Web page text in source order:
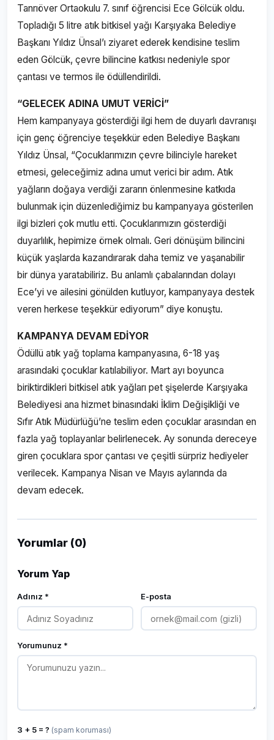
Tanrıöver Ortaokulu 7. sınıf öğrencisi Ece Gölcük oldu.
Topladığı 5 litre atık bitkisel yağı Karşıyaka Belediye
Başkanı Yıldız Ünsal’ı ziyaret ederek kendisine teslim
eden Gölcük, çevre bilincine katkısı nedeniyle spor
çantası ve termos ile ödüllendirildi.
“GELECEK ADINA UMUT VERİCİ”
Hem kampanyaya gösterdiği ilgi hem de duyarlı davranışı
için genç öğrenciye teşekkür eden Belediye Başkanı
Yıldız Ünsal, “Çocuklarımızın çevre bilinciyle hareket
etmesi, geleceğimiz adına umut verici bir adım. Atık
yağların doğaya verdiği zararın önlenmesine katkıda
bulunmak için düzenlediğimiz bu kampanyaya gösterilen
ilgi bizleri çok mutlu etti. Çocuklarımızın gösterdiği
duyarlılık, hepimize örnek olmalı. Geri dönüşüm bilincini
küçük yaşlarda kazandırarak daha temiz ve yaşanabilir
bir dünya yaratabiliriz. Bu anlamlı çabalarından dolayı
Ece’yi ve ailesini gönülden kutluyor, kampanyaya destek
veren herkese teşekkür ediyorum” diye konuştu.
KAMPANYA DEVAM EDİYOR
Ödüllü atık yağ toplama kampanyasına, 6-18 yaş
arasındaki çocuklar katılabiliyor. Mart ayı boyunca
biriktirdikleri bitkisel atık yağları pet şişelerde Karşıyaka
Belediyesi ana hizmet binasındaki İklim Değişikliği ve
Sıfır Atık Müdürlüğü’ne teslim eden çocuklar arasından en
fazla yağ toplayanlar belirlenecek. Ay sonunda dereceye
giren çocuklara spor çantası ve çeşitli sürpriz hediyeler
verilecek. Kampanya Nisan ve Mayıs aylarında da
devam edecek.
Yorumlar (0)
Yorum Yap
Adınız * E-posta
Yorumunuz *
3 + 5 = ? (spam koruması)